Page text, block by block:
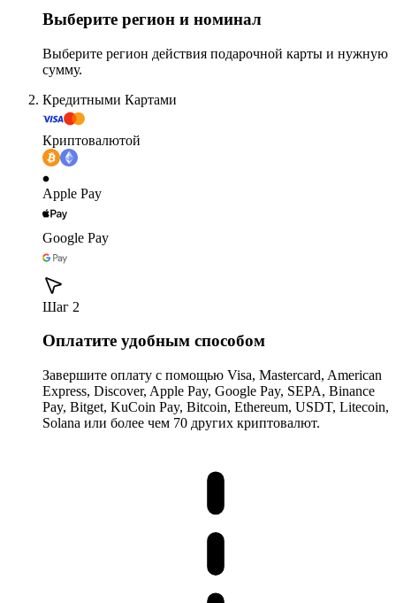
Выберите регион и номинал
Выберите регион действия подарочной карты и нужную
сумму.
Кредитными Картами
Криптовалютой
Apple Pay
Google Pay
Шаг 2
Оплатите удобным способом
Завершите оплату с помощью Visa, Mastercard, American
Express, Discover, Apple Pay, Google Pay, SEPA, Binance
Pay, Bitget, KuCoin Pay, Bitcoin, Ethereum, USDT, Litecoin,
Solana или более чем 70 других криптовалют.